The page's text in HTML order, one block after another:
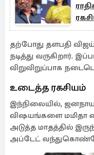
தற்போது தளபதி
நடித்து வருகிறார்.
விறுவிறுப்பாக
உடைத்த ரகசியம்
இந்நிலையில்,
விஷயங்களை மமிதா
அடுத்த மாதத்தில்
அப்டேட்